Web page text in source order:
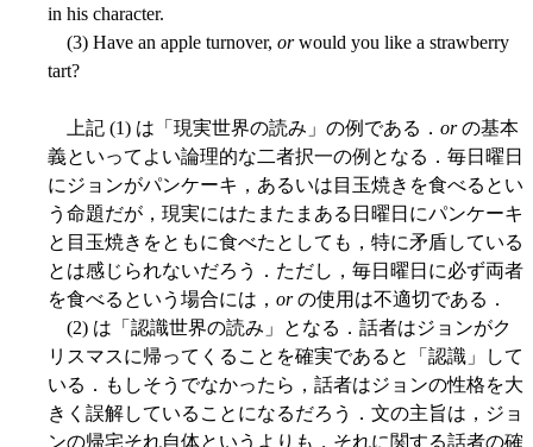
in his character.
(3) Have an apple turnover, orwould you like a strawberry
tart?
上記 (1) は「現実世界の読み」の例である． orの基本
義といってよい論理的な二者択一の例となる．毎日曜日
にジョンがパンケーキ，あるいは目玉焼きを食べるとい
う命題だが，現実にはたまたまある日曜日にパンケーキ
と目玉焼きをともに食べたとしても，特に矛盾している
とは感じられないだろう．ただし，毎日曜日に必ず両者
を食べるという場合には， orの使用は不適切である．
(2) は「認識世界の読み」となる．話者はジョンがク
リスマスに帰ってくることを確実であると「認識」して
いる．もしそうでなかったら，話者はジョンの性格を大
きく誤解していることになるだろう．文の主旨は，ジョ
ンの帰宅それ自体というよりも，それに関する話者の確